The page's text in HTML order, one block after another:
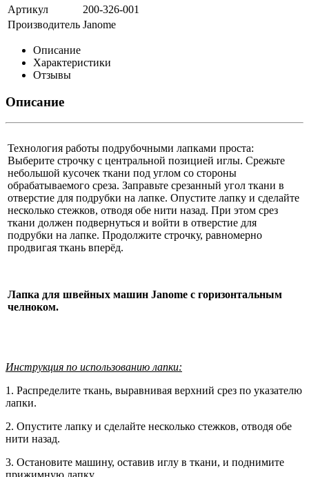
Артикул
200-326-001
Производитель Janome
Описание
Характеристики
Отзывы
Описание
Технология работы подрубочными лапками проста:
Выберите строчку с центральной позицией иглы. Срежьте
небольшой кусочек ткани под углом со стороны
обрабатываемого среза. Заправьте срезанный угол ткани в
отверстие для подрубки на лапке. Опустите лапку и сделайте
несколько стежков, отводя обе нити назад. При этом срез
ткани должен подвернуться и войти в отверстие для
подрубки на лапке. Продолжите строчку, равномерно
продвигая ткань вперёд.
Лапка для швейных машин Janome с горизонтальным
челноком.
Инструкция по использованию лапки:
1. Распределите ткань, выравнивая верхний срез по указателю
лапки.
2. Опустите лапку и сделайте несколько стежков, отводя обе
нити назад.
3. Остановите машину, оставив иглу в ткани, и поднимите